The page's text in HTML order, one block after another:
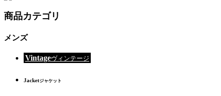
商品カテゴリ
メンズ
Vintageヴィンテージ
Jacketジャケット